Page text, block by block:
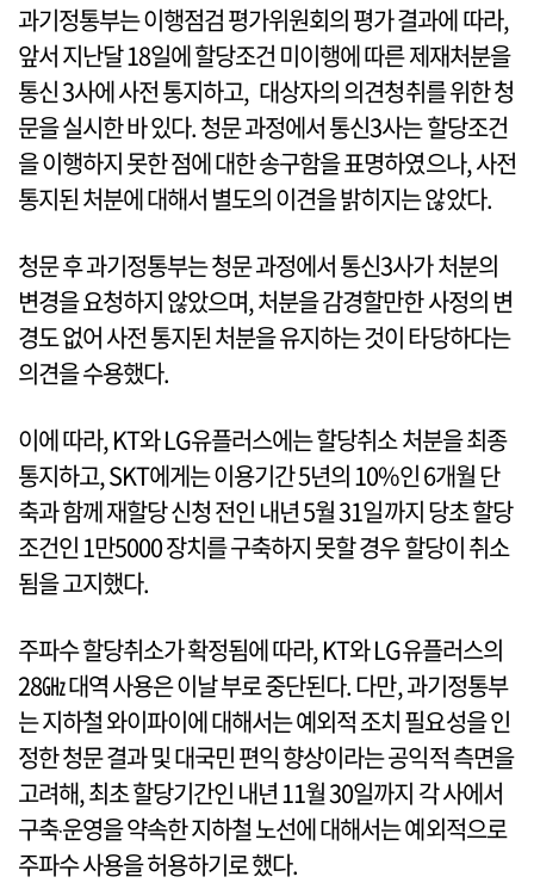
과기정통부는 이행점검 평가위원회의 평가 결과에 따라,
앞서 지난달 18일에 할당조건 미이행에 따른 제재처분을
통신 3사에 사전 통지하고, 대상자의 의견청취를 위한 청
문을 실시한 바 있다. 청문 과정에서 통신3사는 할당조건
을 이행하지 못한 점에 대한 송구함을 표명하였으나, 사전
통지된 처분에 대해서 별도의 이견을 밝히지는 않았다.
청문 후 과기정통부는 청문 과정에서 통신3사가 처분의
변경을 요청하지 않았으며, 처분을 감경할만한 사정의 변
경도 없어 사전 통지된 처분을 유지하는 것이 타당하다는
의견을 수용했다.
이에 따라, KT와 LG유플러스에는 할당취소 처분을 최종
통지하고, SKT에게는 이용기간 5년의 10%인 6개월 단
축과 함께 재할당 신청 전인 내년 5월 31일까지 당초 할당
조건인 1만5000 장치를 구축하지 못할 경우 할당이 취소
됨을 고지했다.
주파수 할당취소가 확정됨에 따라, KT와 LG유플러스의
28㎓ 대역 사용은 이날 부로 중단된다. 다만, 과기정통부
는 지하철 와이파이에 대해서는 예외적 조치 필요성을 인
정한 청문 결과 및 대국민 편익 향상이라는 공익적 측면을
고려해, 최초 할당기간인 내년 11월 30일까지 각 사에서
구축‧운영을 약속한 지하철 노선에 대해서는 예외적으로
주파수 사용을 허용하기로 했다.